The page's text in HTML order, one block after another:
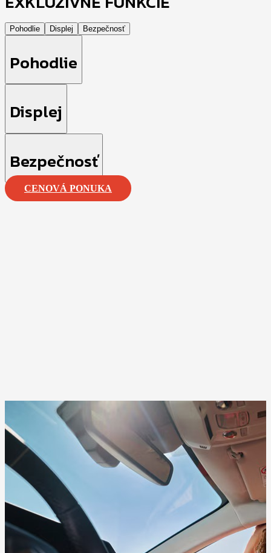
Pohodlie Displej Bezpečnosť
Pohodlie
Displej
Bezpečnosť
CENOVÁ PONUKA